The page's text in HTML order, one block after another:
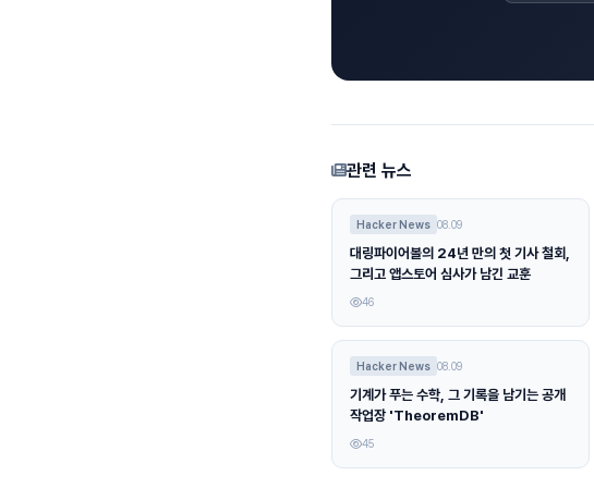
관련 뉴스
Hacker News 08.09
대링파이어볼의 24년 만의 첫 기사 철회,
그리고 앱스토어 심사가 남긴 교훈
46
Hacker News 08.09
기계가 푸는 수학, 그 기록을 남기는 공개
작업장 'TheoremDB'
45